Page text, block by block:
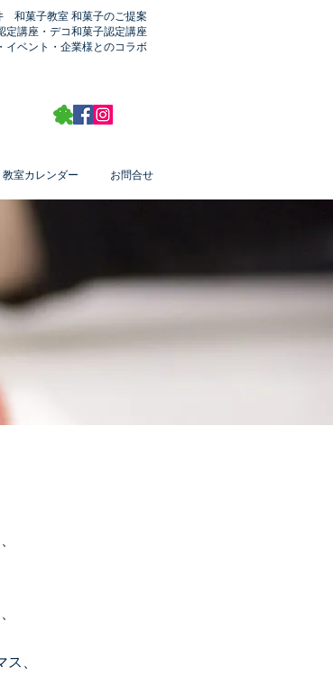
和菓子教室 和菓子のご提案
定講座​・デコ和菓子認定講座
イベント・企業様とのコラボ
教室カレンダー お問合せ
、